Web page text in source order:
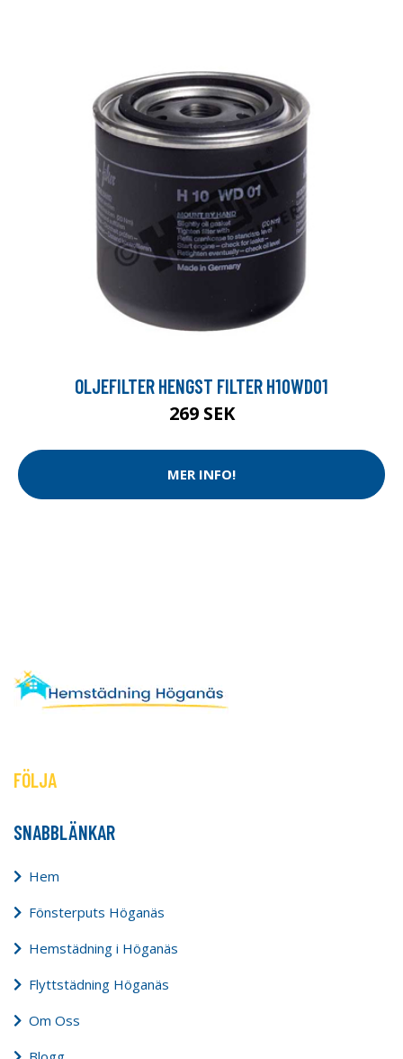
OLJEFILTER HENGST FILTER H10WD01
269 SEK
MER INFO!
FÖLJA
SNABBLÄNKAR
Hem
Fönsterputs Höganäs
Hemstädning i Höganäs
Flyttstädning Höganäs
Om Oss